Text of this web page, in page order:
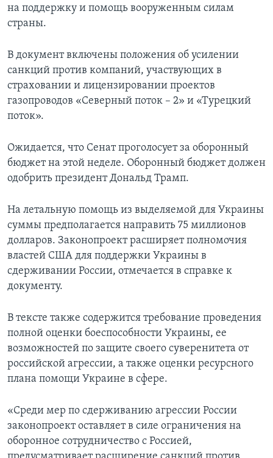
на поддержку и помощь вооруженным силам
страны.
В документ включены положения об усилении
санкций против компаний, участвующих в
страховании и лицензировании проектов
газопроводов «Северный поток – 2» и «Турецкий
поток».
Ожидается, что Сенат проголосует за оборонный
бюджет на этой неделе. Оборонный бюджет должен
одобрить президент Дональд Трамп.
На летальную помощь из выделяемой для Украины
суммы предполагается направить 75 миллионов
долларов. Законопроект расширяет полномочия
властей США для поддержки Украины в
сдерживании России, отмечается в справке к
документу.
В тексте также содержится требование проведения
полной оценки боеспособности Украины, ее
возможностей по защите своего суверенитета от
российской агрессии, а также оценки ресурсного
плана помощи Украине в сфере.
«Среди мер по сдерживанию агрессии России
законопроект оставляет в силе ограничения на
оборонное сотрудничество с Россией,